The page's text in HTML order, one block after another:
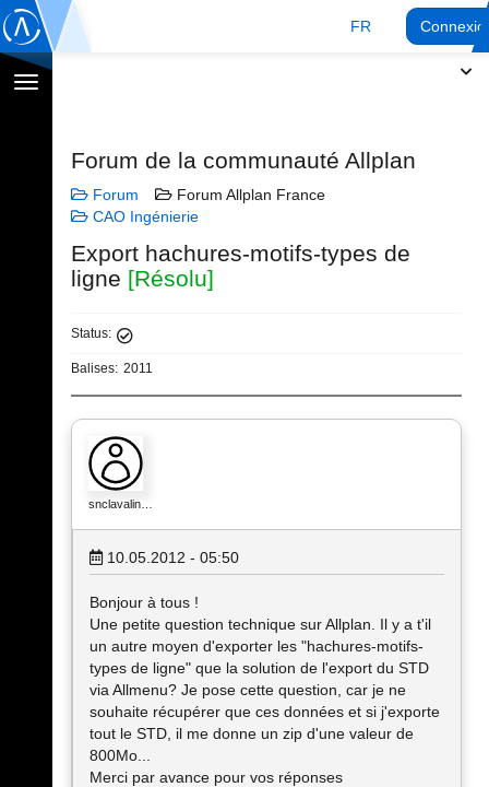
FR
Afficher
Forum de la communauté Allplan
Forum
Forum Allplan France
CAO Ingénierie
Export hachures-motifs-types de
ligne [Résolu]
Status:
Balises: 2011
snclavalin…
10.05.2012 - 05:50
Bonjour à tous !
Une petite question technique sur Allplan. Il y a t'il
un autre moyen d'exporter les "hachures-motifs-
types de ligne" que la solution de l'export du STD
via Allmenu? Je pose cette question, car je ne
souhaite récupérer que ces données et si j'exporte
tout le STD, il me donne un zip d'une valeur de
800Mo...
Merci par avance pour vos réponses